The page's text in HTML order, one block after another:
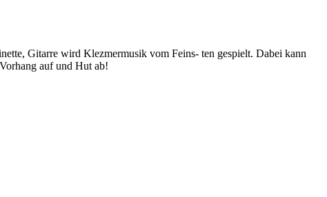
Gitarre wird Klezmermusik vom Feins- ten gespielt. Dabei kann
auf und Hut ab!